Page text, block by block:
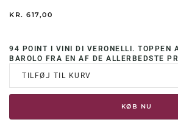
KR. 617,00
94 POINT I VINI DI VERONELLI. TOPPEN
BAROLO FRA EN AF DE ALLERBEDSTE
TILFØJ TIL KURV
KØB NU